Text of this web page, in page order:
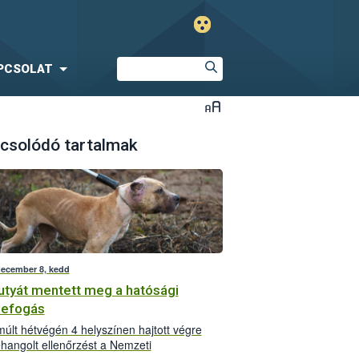
tartalmak
8, kedd
mentett meg a hatósági
hétvégén 4 helyszínen hajtott végre
ellenőrzést a Nemzeti